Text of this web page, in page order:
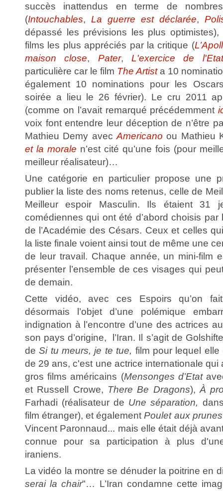
succès inattendus en terme de
(Intouchables, La guerre est déclarée,
dépassé les prévisions les plus
films les plus appréciés par la critique (
maison close, Pater,L'exercice de l'Etat
particulière car le film The Artist a 10
également 10 nominations pour les
soirée a lieu le 26 février). Le cru 2011
(comme on l’avait remarqué précédemment
voix font entendre leur déception de n’être
Mathieu Demy avecAmericano ou Mathieu
et la morale n’est cité qu’une fois (pour
meilleur réalisateur)…
Une catégorie en particulier propose une
publier la liste des noms retenus, celle de
Meilleur espoir Masculin. Ils étaient 31
comédiennes qui ont été d’abord choisis
de l’Académie des Césars. Ceux et celles
la liste finale voient ainsi tout de même une
de leur travail. Chaque année, un mini-film
présenter l’ensemble de ces visages qui
de demain.
Cette vidéo, avec ces Espoirs qu’on
désormais l’objet d’une polémique
indignation à l’encontre d’une des actrices
son pays d’origine, l’Iran. Il s’agit de
deSi tu meurs, je te tue, film pour lequel
de 29 ans, c'est une actrice internationale
gros films américains (Mensonges d’Etat
et Russell Crowe, There Be Dragons), À
Farhadi (réalisateur de Une séparation,
film étranger), et égalementPoulet aux prunes
Vincent Paronnaud... mais elle était déjà
connue pour sa participation à plus
iraniens.
La vidéo la montre se dénuder la poitrine en
serai la chair"… L’Iran condamne cette